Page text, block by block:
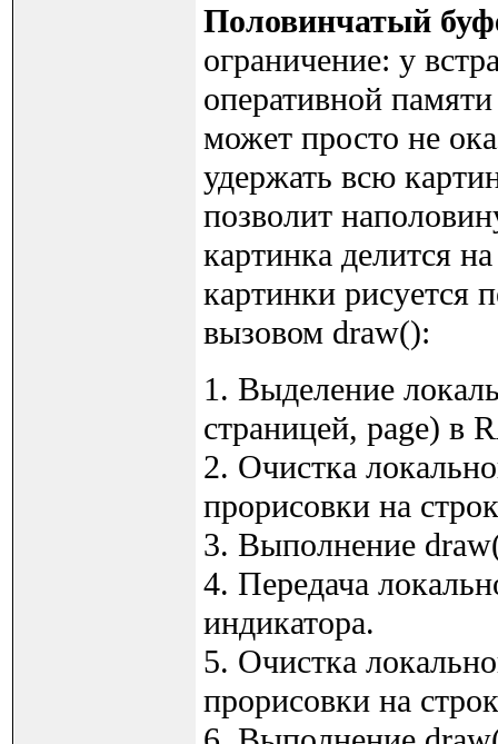
Половинчатый
ограничение: у
оперативной
может просто не
удержать всю
позволит
картинка делится
картинки рисуется
вызовом draw():
1. Выделение
страницей, page) в
2. Очистка
прорисовки на
3. Выполнение
4. Передача
индикатора.
5. Очистка
прорисовки на